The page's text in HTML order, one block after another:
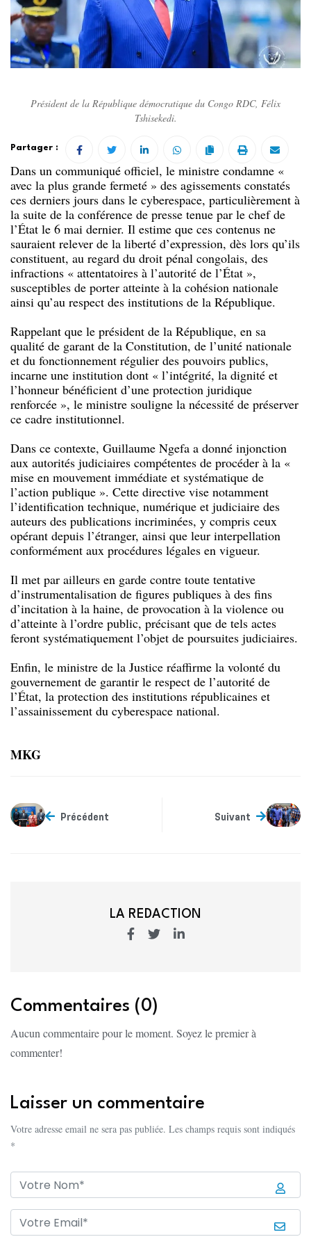
Président de la République démocratique du Congo RDC, Félix
Tshisekedi.
Partager :
Dans un communiqué officiel, le ministre condamne «
avec la plus grande fermeté » des agissements constatés
ces derniers jours dans le cyberespace, particulièrement à
la suite de la conférence de presse tenue par le chef de
l’État le 6 mai dernier. Il estime que ces contenus ne
sauraient relever de la liberté d’expression, dès lors qu’ils
constituent, au regard du droit pénal congolais, des
infractions « attentatoires à l’autorité de l’État »,
susceptibles de porter atteinte à la cohésion nationale
ainsi qu’au respect des institutions de la République.
Rappelant que le président de la République, en sa
qualité de garant de la Constitution, de l’unité nationale
et du fonctionnement régulier des pouvoirs publics,
incarne une institution dont « l’intégrité, la dignité et
l’honneur bénéficient d’une protection juridique
renforcée », le ministre souligne la nécessité de préserver
ce cadre institutionnel.
Dans ce contexte, Guillaume Ngefa a donné injonction
aux autorités judiciaires compétentes de procéder à la «
mise en mouvement immédiate et systématique de
l’action publique ». Cette directive vise notamment
l’identification technique, numérique et judiciaire des
auteurs des publications incriminées, y compris ceux
opérant depuis l’étranger, ainsi que leur interpellation
conformément aux procédures légales en vigueur.
Il met par ailleurs en garde contre toute tentative
d’instrumentalisation de figures publiques à des fins
d’incitation à la haine, de provocation à la violence ou
d’atteinte à l’ordre public, précisant que de tels actes
feront systématiquement l’objet de poursuites judiciaires.
Enfin, le ministre de la Justice réaffirme la volonté du
gouvernement de garantir le respect de l’autorité de
l’État, la protection des institutions républicaines et
l’assainissement du cyberespace national.
MKG
Précédent Suivant
LA REDACTION
Commentaires (0)
Aucun commentaire pour le moment. Soyez le premier à
commenter!
Laisser un commentaire
Votre adresse email ne sera pas publiée. Les champs requis sont indiqués
*